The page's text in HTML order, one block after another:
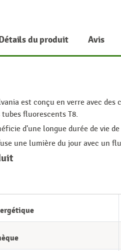
du produit Avis
est conçu en verre avec
fluorescents T8.
d'une longue durée de vie
une lumière du jour avec un